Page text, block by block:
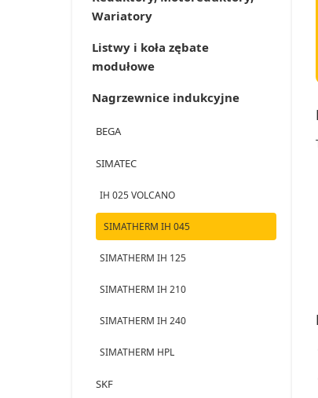
Wariatory
Listwy i koła zębate
modułowe
Nagrzewnice indukcyjne
BEGA
SIMATEC
IH 025 VOLCANO
SIMATHERM IH 045
SIMATHERM IH 125
SIMATHERM IH 210
SIMATHERM IH 240
SIMATHERM HPL
SKF